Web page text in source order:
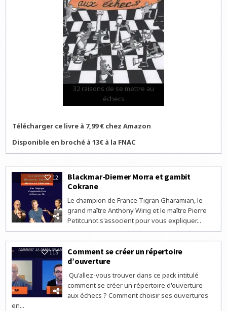
32 raisons de se mettre au
échecs
Télécharger ce livre à 7,99 € chez Amazon
Disponible en broché à 13€ à la FNAC
12
Blackmar-Diemer Morra et gambit
Cokrane
Le champion de France Tigran Gharamian, le
grand maître Anthony Wirig et le maître Pierre
Petitcunot s'associent pour vous expliquer...
115
Comment se créer un répertoire
d’ouverture
Qu'allez-vous trouver dans ce pack intitulé
comment se créer un répertoire d'ouverture
aux échecs ? Comment choisir ses ouvertures
en...